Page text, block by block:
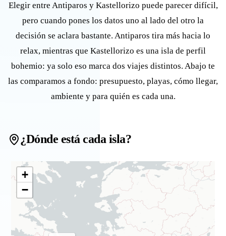
Elegir entre Antiparos y Kastellorizo puede parecer difícil,
pero cuando pones los datos uno al lado del otro la
decisión se aclara bastante. Antiparos tira más hacia lo
relax, mientras que Kastellorizo es una isla de perfil
bohemio: ya solo eso marca dos viajes distintos. Abajo te
las comparamos a fondo: presupuesto, playas, cómo llegar,
ambiente y para quién es cada una.
¿Dónde está cada isla?
+
−